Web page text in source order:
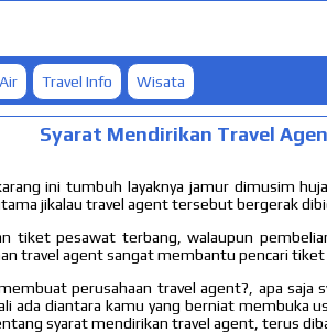
Travel Info Wisata
Syarat Mendirikan Travel
ini tumbuh layaknya jamur dimusim
jikalau travel agent tersebut bergerak
tiket pesawat terbang, walaupun
travel agent sangat membantu pencari
perusahaan travel agent?, apa
ada diantara kamu yang berniat membuka
syarat mendirikan travel agent, terus